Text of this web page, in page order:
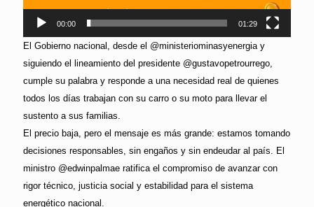
00:00 01:29
El Gobierno nacional, desde el @ministeriominasyenergia y
siguiendo el lineamiento del presidente @gustavopetrourrego,
cumple su palabra y responde a una necesidad real de quienes
todos los días trabajan con su carro o su moto para llevar el
sustento a sus familias.
El precio baja, pero el mensaje es más grande: estamos tomando
decisiones responsables, sin engaños y sin endeudar al país. El
ministro @edwinpalmae ratifica el compromiso de avanzar con
rigor técnico, justicia social y estabilidad para el sistema
energético nacional.